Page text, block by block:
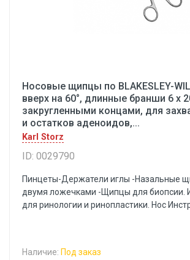
Носовые щипцы по BLAKESLEY-
вверх на 60°, длинные бранши 6 х
закругленными концами, для
и остатков аденоидов,...
Karl Storz
ID: 0029790
Пинцеты-Держатели иглы -Назальные
двумя ложечками -Щипцы для биопсии.
для ринологии и ринопластики. Нос
Наличие: Под заказ